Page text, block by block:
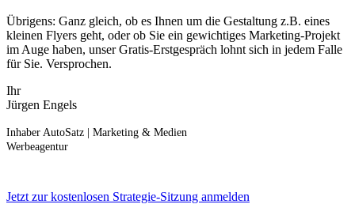
Übrigens: Ganz gleich, ob es Ihnen um die Gestaltung z.B. eines
kleinen Flyers geht, oder ob Sie ein gewichtiges Marketing-Projekt
im Auge haben, unser Gratis-Erstgespräch lohnt sich in jedem Falle
für Sie. Versprochen.
Ihr
Jürgen Engels
Inhaber AutoSatz | Marketing & Medien
Werbeagentur
Jetzt zur kostenlosen Strategie-Sitzung anmelden